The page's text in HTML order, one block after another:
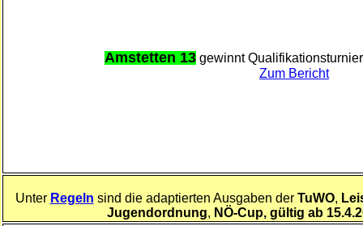
Amstetten 13gewinnt
Zum Bericht
Unter Regeln sind die adaptierten Ausgaben der TuWO,
Jugendordnung, NÖ-Cup, gültig ab